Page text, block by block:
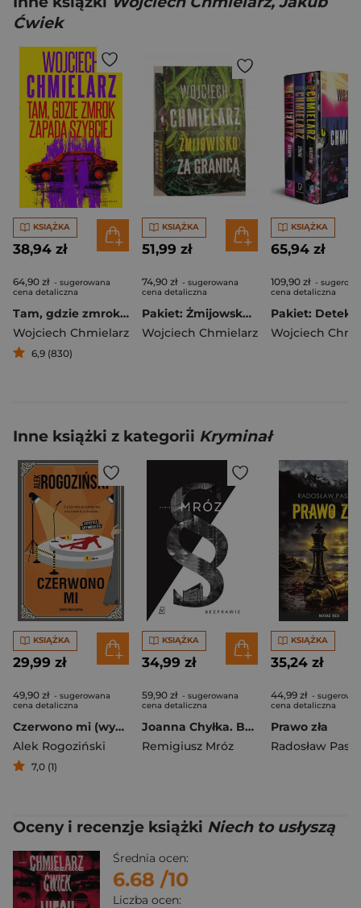
Ćwiek
KSIĄŻKA
38,94 zł
64,90 zł - sugerowana
cena detaliczna
Tam, gdzie zmrok zapada szybciej
Wojciech Chmielarz
6,9 (830)
KSIĄŻKA
51,99 zł
74,90 zł - sugerowana
cena detaliczna
Pakiet: Żmijowsko / Za granicą
Wojciech Chmielarz
KSIĄŻKA
65,94 zł
109,90 zł -
cena detaliczna
Wojciech
Inne książki z kategorii Kryminał
KSIĄŻKA
29,99 zł
49,90 zł - sugerowana
cena detaliczna
Czerwono mi (wydanie rozszerzone)
Alek Rogoziński
7,0 (1)
KSIĄŻKA
34,99 zł
59,90 zł - sugerowana
cena detaliczna
Joanna Chyłka. Bezprawie. Wydanie specjalne
Remigiusz Mróz
KSIĄŻKA
35,24 zł
44,99 zł -
cena detaliczna
Prawo zła
Radosław
Oceny i recenzje książki Niech to usłyszą
Średnia ocen:
6.68 /10
Liczba ocen: